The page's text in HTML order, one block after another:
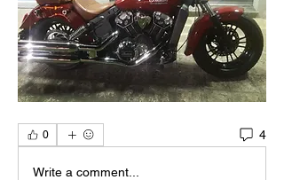
0 4
Write a comment...